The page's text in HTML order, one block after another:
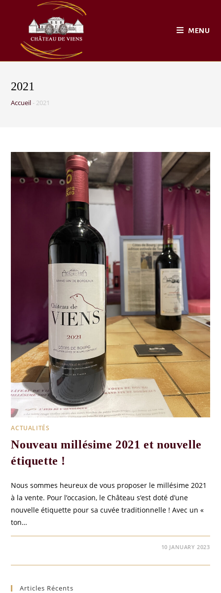
MENU
2021
Accueil - 2021
ACTUALITÉS
Nouveau millésime 2021 et nouvelle
étiquette !
Nous sommes heureux de vous proposer le millésime 2021
à la vente. Pour l’occasion, le Château s‘est doté d’une
nouvelle étiquette pour sa cuvée traditionnelle ! Avec un «
ton…
10 JANUARY 2023
Articles Récents